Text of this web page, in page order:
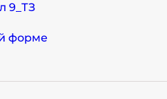
9_ТЗ
форме